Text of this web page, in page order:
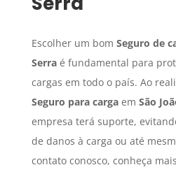
Escolher um bom Seguro de
Serraé fundamental para
cargas em todo o país. Ao
Seguro para cargaem São
empresa terá suporte,
de danos à carga ou até
contato conosco, conheça